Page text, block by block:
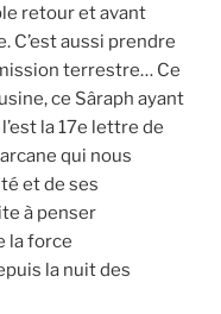
retour et avant
C’est aussi prendre
terrestre… Ce
ce Sâraph ayant
la 17e lettre de
qui nous
et de ses
à penser
la force
la nuit des